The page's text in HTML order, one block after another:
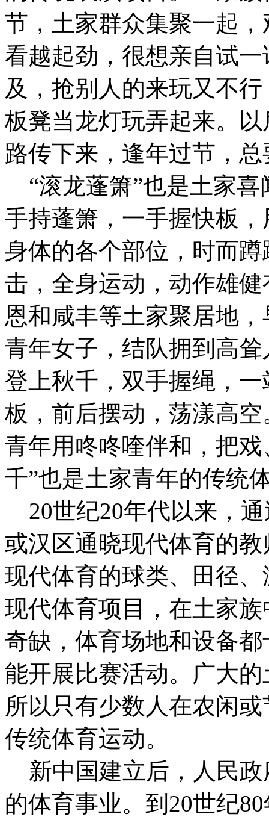
节，土家群众集聚一起
看越起劲，很想亲自试
及，抢别人的来玩又不
板凳当龙灯玩弄起来。
路传下来，逢年过节，总
“滚龙蓬箫”也是土家喜
手持蓬箫，一手握快板
身体的各个部位，时而
击，全身运动，动作雄
恩和咸丰等土家聚居地
青年女子，结队拥到高
登上秋千，双手握绳，
板，前后摆动，荡漾高
青年用咚咚喹伴和，把
千”也是土家青年的传统
20世纪20年代以来，
或汉区通晓现代体育的
现代体育的球类、田径
现代体育项目，在土家
奇缺，体育场地和设备
能开展比赛活动。广大
所以只有少数人在农闲
传统体育运动。
新中国建立后，人民政
的体育事业。到20世纪